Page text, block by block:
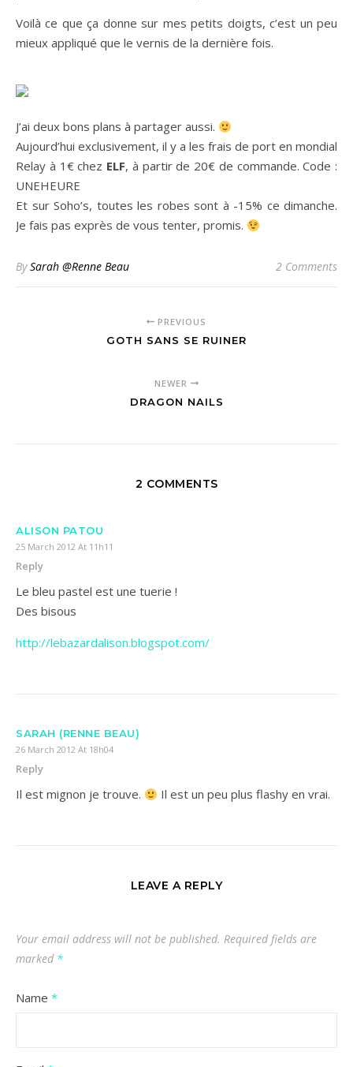
Voilà ce que ça donne sur mes petits doigts, c’est un peu
mieux appliqué que le vernis de la dernière fois.
J’ai deux bons plans à partager aussi.
Aujourd’hui exclusivement, il y a les frais de port en mondial
Relay à 1€ chez ELF, à partir de 20€ de commande. Code :
UNEHEURE
Et sur Soho’s, toutes les robes sont à -15% ce dimanche.
Je fais pas exprès de vous tenter, promis.
BySarah @Renne Beau 2 Comments
PREVIOUS
GOTH SANS SE RUINER
NEWER
DRAGON NAILS
2 COMMENTS
ALISON PATOU
25 March 2012 At 11h11
Reply
Le bleu pastel est une tuerie !
Des bisous
http://lebazardalison.blogspot.com/
SARAH (RENNE BEAU)
26 March 2012 At 18h04
Reply
Il est mignon je trouve. Il est un peu plus flashy en vrai.
LEAVE A REPLY
Your email address will not be published. Required fields are
marked *
Name *